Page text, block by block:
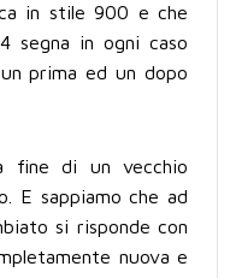
in stile 900 e che
segna in ogni caso
prima ed un dopo
fine di un vecchio
E sappiamo che ad
si risponde con
nuova e